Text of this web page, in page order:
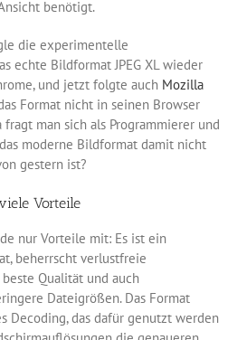
benötigt.
die experimentelle
echte Bildformat JPEG XL wieder
und jetzt folgte auch Mozilla
Format nicht in seinen Browser
man sich als Programmierer und
moderne Bildformat damit nicht
gestern ist?
Vorteile
nur Vorteile mit: Es ist ein
beherrscht verlustfreie
Qualität und auch
Dateigrößen. Das Format
Decoding, das dafür genutzt werden